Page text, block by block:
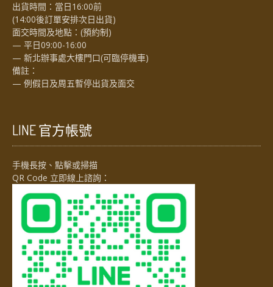
出貨時間：當日16:00前
(14:00後訂單安排次日出貨)
面交時間及地點：(預約制)
— 平日09:00-16:00
— 新北辦事處大樓門口(可臨停機車)
備註：
— 例假日及周五暫停出貨及面交
LINE 官方帳號
手機長按、點擊或掃描
QR Code 立即線上諮詢：